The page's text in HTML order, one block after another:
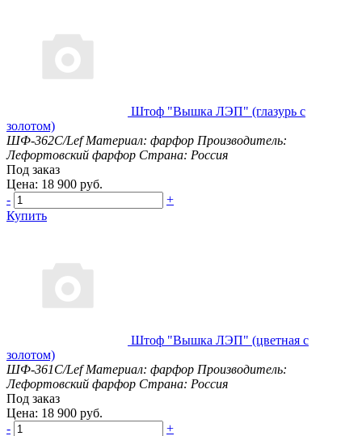
Штоф "Вышка ЛЭП" (глазурь с
золотом)
ШФ-362С/Lef Материал: фарфор Производитель:
Лефортовский фарфор Страна: Россия
Под заказ
Цена: 18 900 руб.
-
+
Купить
Штоф "Вышка ЛЭП" (цветная с
золотом)
ШФ-361С/Lef Материал: фарфор Производитель:
Лефортовский фарфор Страна: Россия
Под заказ
Цена: 18 900 руб.
-
+